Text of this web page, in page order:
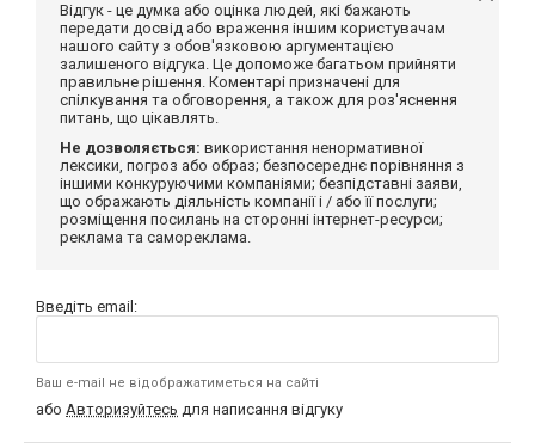
Відгук - це думка або оцінка людей, які бажають
передати досвід або враження іншим користувачам
нашого сайту з обов'язковою аргументацією
залишеного відгука. Це допоможе багатьом прийняти
правильне рішення. Коментарі призначені для
спілкування та обговорення, а також для роз'яснення
питань, що цікавлять.
Не дозволяється: використання ненормативної
лексики, погроз або образ; безпосереднє порівняння з
іншими конкуруючими компаніями; безпідставні заяви,
що ображають діяльність компанії і / або її послуги;
розміщення посилань на сторонні інтернет-ресурси;
реклама та самореклама.
Введіть email:
Ваш e-mail не відображатиметься на сайті
або Авторизуйтесь для написання відгуку